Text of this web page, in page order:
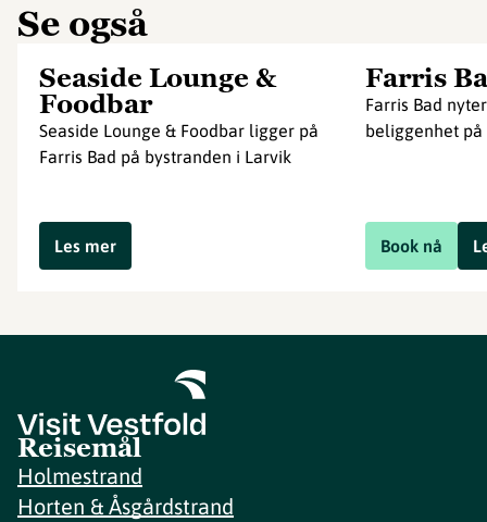
Se også
Seaside Lounge &
Foodbar
Seaside Lounge & Foodbar ligger på
Farris Bad på bystranden i Larvik
Les mer
Farris
Farris Bad
beliggenhet på
Book nå
Reisemål
Holmestrand
Horten & Åsgårdstrand